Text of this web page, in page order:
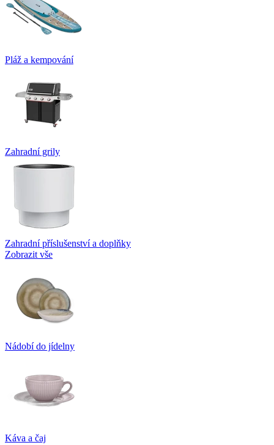
Pláž a kempování
Zahradní grily
Zahradní příslušenství a doplňky
Zobrazit vše
Nádobí do jídelny
Káva a čaj